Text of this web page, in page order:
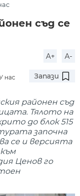
съд се
A+ A-
нас Запази
районен съд
Тялото на
до блок 515
започна
се и версията
Ценов го